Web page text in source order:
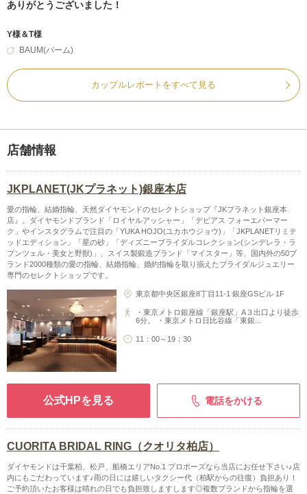
ありがとうございました！
Y様＆T様
BAUM(バーム)
カップルレポートをすべて見る
店舗情報
JKPLANET(JKプラネット)銀座本店
愛の指輪、結婚指輪、天然ダイヤモンドのセレクトショップ『JKプラネット銀座本
店』。ダイヤモンドブランド「ロイヤルアッシャー」「デビアス フォーエバーマー
ク」やインスタグラムで注目の「YUKA HOJO(ユカホウジョウ)」「JKPLANETリミテ
ッドエディション」「星の砂」「ディズニーブライダルコレクション(シンデレラ・ラ
プンツェル・美女と野獣)」、スイス製鍛造ブランド「マイスター」等、国内外の50ブ
ランド2000種類の愛の指輪、結婚指輪、婚約指輪を取り揃えたブライダルジュエリー
専門のセレクトショップです。
東京都中央区銀座8丁目11-1 銀座GSビル 1F
・東京メトロ銀座線「銀座駅」A３出口より徒歩
6分。 ・東京メトロ日比谷線「東銀...
11：00～19：30
公式HPを見る 電話をかける
CUORITA BRIDAL RING（クオリタ柏店）
ダイヤモンドは千葉柏、松戸、船橋エリアNo.1 プロポーズなら当店にお任せ下さい♪店
内にもごだわっています♪雨の日には嬉しいタクシー代（柏駅からの往復）負担あり！
ご予約頂いたお客様は晴れの日でも負担致しますします◎複数ブランドから指輪を選